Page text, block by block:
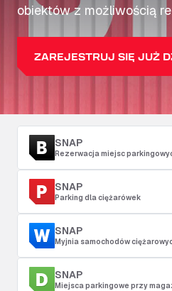
obiektów z możliwością
ZAREJESTRUJ SIĘ JUŻ
SNAP
Rezerwacja miejsc
SNAP
Parking dla ciężarówek
SNAP
Myjnia samochodów
SNAP
Miejsca parkingowe przy